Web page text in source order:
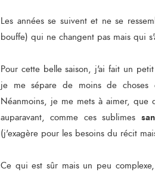
Les années se suivent et ne se
bouffe) qui ne changent pas mais qui
Pour cette belle saison, j'ai fait un
je me sépare de moins de choses
Néanmoins, je me mets à aimer, que
auparavant, comme ces sublimes
(j'exagère pour les besoins du récit
Ce qui est sûr mais un peu